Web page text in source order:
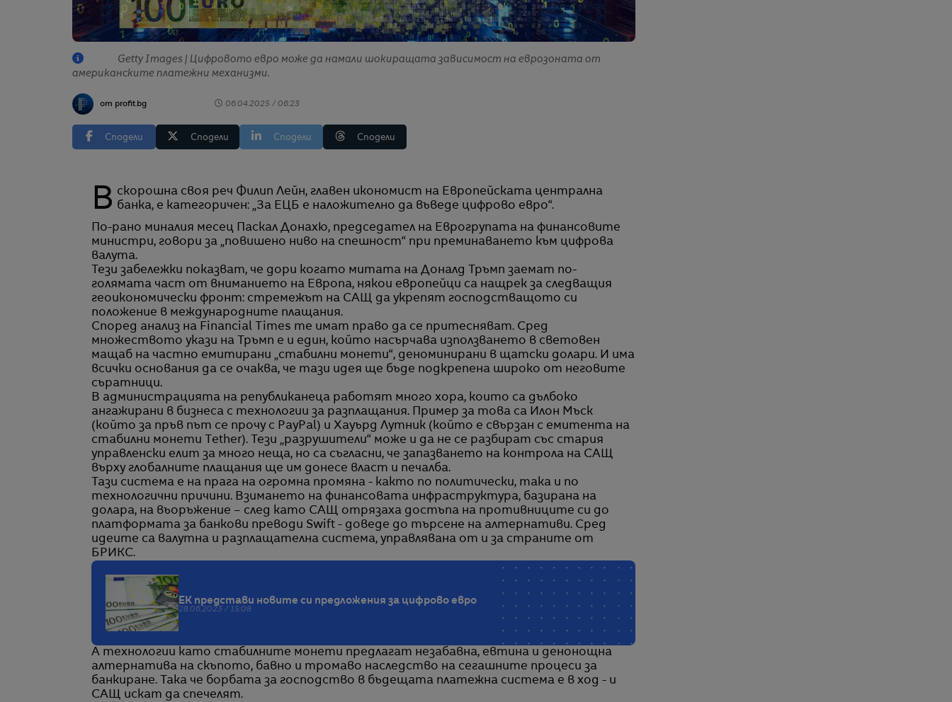
Getty Images | Цифровото евро може да намали шокиращата зависимост на еврозоната от
американските платежни механизми.
от profit.bg 06.04.2025 / 06:23
Сподели Сподели Сподели Сподели
В скорошна своя реч Филип Лейн, главен икономист на Европейската централна банка, е категоричен: „За ЕЦБ е наложително да въведе цифрово евро“.
По-рано миналия месец Паскал Донахю, председател на Еврогрупата на финансовите
министри, говори за „повишено ниво на спешност“ при преминаването към цифрова
валута.
Тези забележки показват, че дори когато митата на Доналд Тръмп заемат по-
голямата част от вниманието на Европа, някои европейци са нащрек за следващия
геоикономически фронт: стремежът на САЩ да укрепят господстващото си
положение в международните плащания.
Според анализ на Financial Times те имат право да се притесняват. Сред
множеството укази на Тръмп е и един, който насърчава използването в световен
мащаб на частно емитирани „стабилни монети“, деноминирани в щатски долари. И има
всички основания да се очаква, че тази идея ще бъде подкрепена широко от неговите
съратници.
В администрацията на републиканеца работят много хора, които са дълбоко
ангажирани в бизнеса с технологии за разплащания. Пример за това са Илон Мъск
(който за пръв път се прочу с PayPal) и Хауърд Лутник (който е свързан с емитента на
стабилни монети Tether). Тези „разрушители“ може и да не се разбират със стария
управленски елит за много неща, но са съгласни, че запазването на контрола на САЩ
върху глобалните плащания ще им донесе власт и печалба.
Тази система е на прага на огромна промяна - както по политически, така и по
технологични причини. Взимането на финансовата инфраструктура, базирана на
долара, на въоръжение – след като САЩ отрязаха достъпа на противниците си до
платформата за банкови преводи Swift - доведе до търсене на алтернативи. Сред
идеите са валутна и разплащателна система, управлявана от и за страните от
БРИКС.
ЕК представи новите си предложения за цифрово евро
28.06.2023 / 15:08
А технологии като стабилните монети предлагат незабавна, евтина и денонощна
алтернатива на скъпото, бавно и тромаво наследство на сегашните процеси за
банкиране. Така че борбата за господство в бъдещата платежна система е в ход - и
САЩ искат да спечелят.